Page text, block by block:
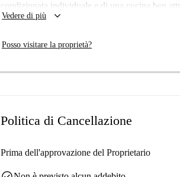
condizionata individuale e di una cucina ben
inoltre di un balcone o di una terrazza, ideali
sono ammessi ospiti per la notte e animali
monumenti culturali.
Vedere di più keyboard_arrow_down
Posso visitare la proprietà?
Politica di Cancellazione
Prima dell'approvazione del Proprietario